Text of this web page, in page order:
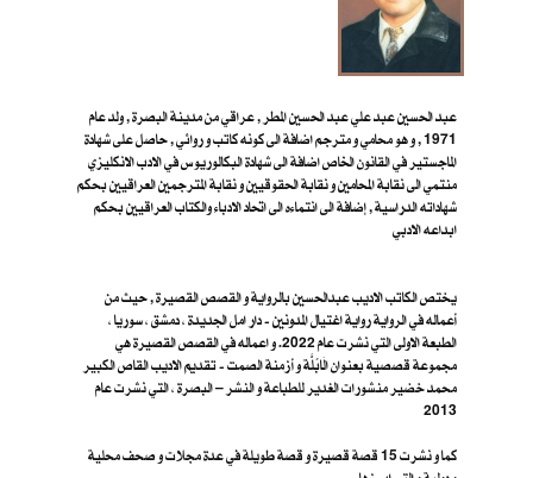
عبد الحسين عبد علي عبد الحسين المطر , عراقي من مدينة البصرة , ولد عام
1971 , و هو محامي و مترجم اضافة الى كونه كاتب و روائي , حاصل على شهادة
الماجستير في القانون الخاص اضافة الى شهادة البكالوريوس في الادب الانكليزي
منتمي الى نقابة المحامين و نقابة الحقوقيين و نقابة المترجمين العراقيين بحكم
شهاداته الدراسية , إضافة الى انتماءه الى اتحاد الادباء والكتاب العراقيين بحكم
ابداعه الادبي
يختص الكاتب الاديب عبدالحسين بالرواية و القصص القصيرة , حيث من
أعماله في الرواية رواية اغتيال المدونين - دار امل الجديدة ، دمشق ، سوريا ،
الطبعة الاولى التي نشرت عام 2022. و اعماله في القصص القصيرة هي
مجموعة قصصية بعنوان الَابُلَّة و أزمنة الصمت - تقديم الاديب القاص الكبير
محمد خضير منشورات الغدير للطباعة و النشر – البصرة ، ا​لتي نشرت عام
2013